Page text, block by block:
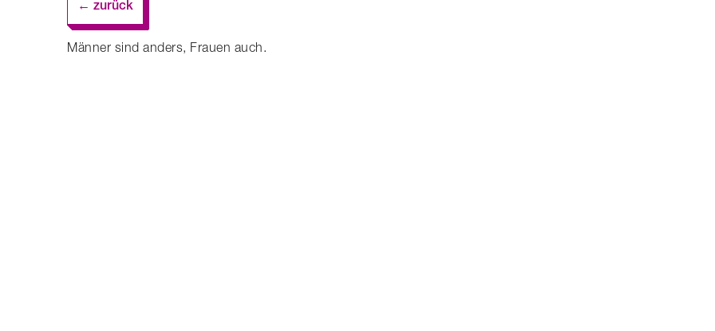
← zurück
Männer sind anders, Frauen auch.